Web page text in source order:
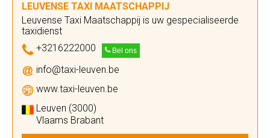
LEUVENSE TAXI MAATSCHAPPIJ
Leuvense Taxi Maatschappij is uw gespecialiseerde
taxidienst
+3216222000
Bel ons
info@taxi-leuven.be
www.taxi-leuven.be
Leuven (3000)
Vlaams Brabant